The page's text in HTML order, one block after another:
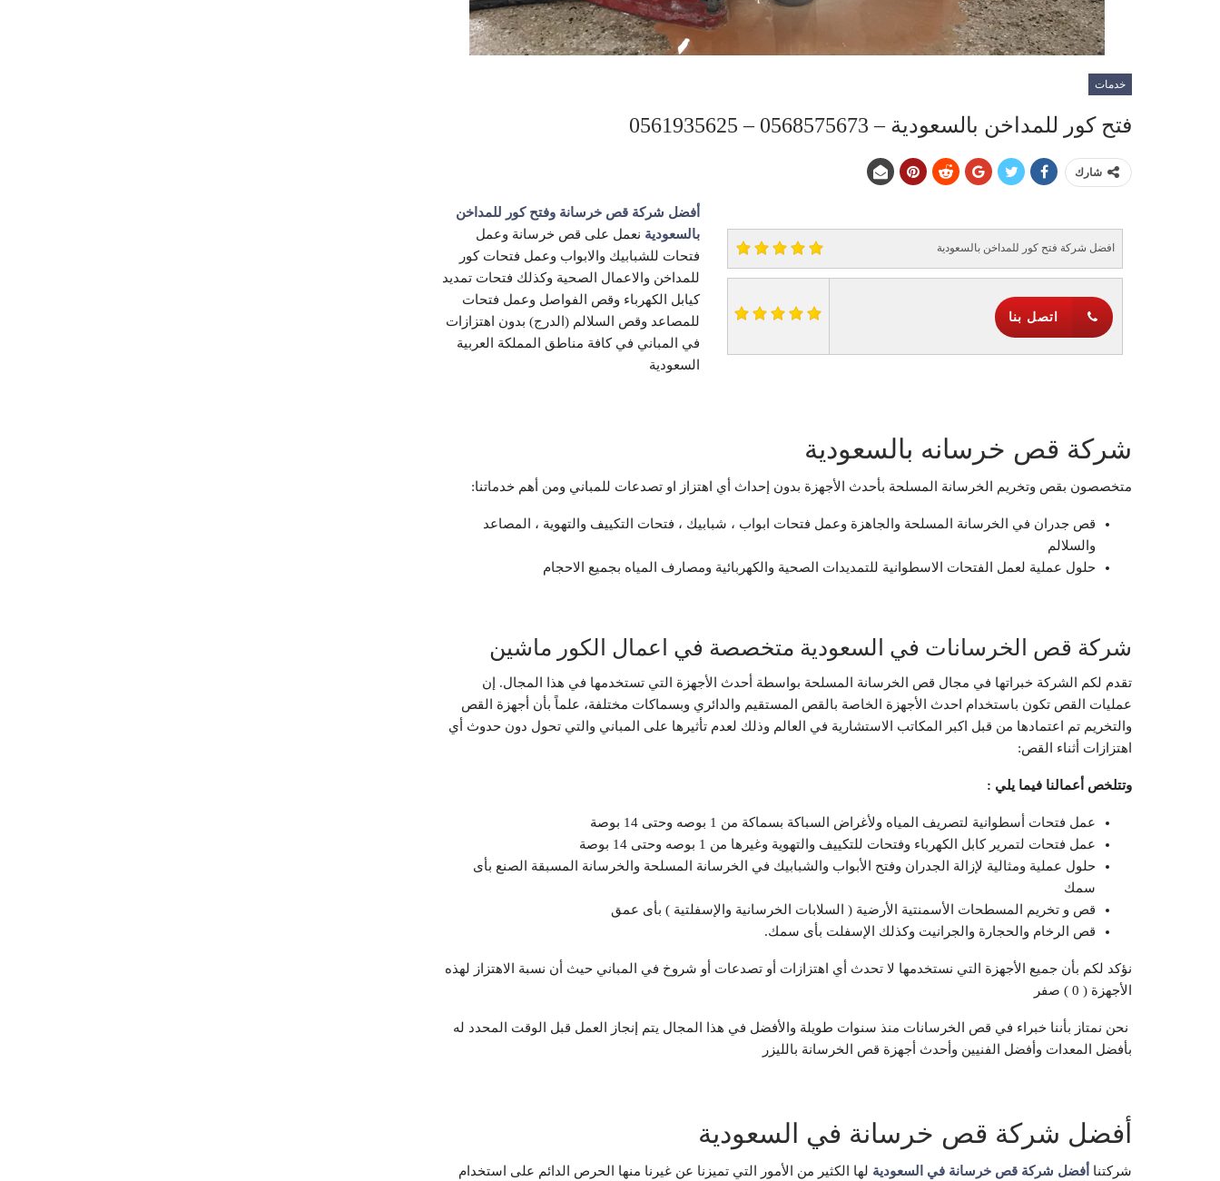
خدمات
فتح كور للمداخن بالسعودية – 0568575673 – 0561935625
شارك
افضل شركة فتح كور للمداخن بالسعودية
اتصل بنا
أفضل شركة قص خرسانة وفتح كور للمداخن
بالسعودية نعمل على قص خرسانة وعمل
فتحات للشبابيك والابواب وعمل فتحات كور
للمداخن والاعمال الصحية وكذلك فتحات تمديد
كيابل الكهرباء وقص الفواصل وعمل فتحات
للمصاعد وقص السلالم (الدرج) بدون اهتزازات
في المباني في كافة مناطق المملكة العربية
السعودية
شركة قص خرسانه بالسعودية
متخصصون بقص وتخريم الخرسانة المسلحة بأحدث الأجهزة بدون إحداث أي اهتزاز او تصدعات للمباني ومن أهم خدماتنا:
قص جدران في الخرسانة المسلحة والجاهزة وعمل فتحات ابواب ، شبابيك ، فتحات التكييف والتهوية ، المصاعد
والسلالم
حلول عملية لعمل الفتحات الاسطوانية للتمديدات الصحية والكهربائية ومصارف المياه بجميع الاحجام
شركة قص الخرسانات في السعودية متخصصة في اعمال الكور ماشين
تقدم لكم الشركة خبراتها في مجال قص الخرسانة المسلحة بواسطة أحدث الأجهزة التي تستخدمها في هذا المجال. إن
عمليات القص تكون باستخدام احدث الأجهزة الخاصة بالقص المستقيم والدائري وبسماكات مختلفة، علماً بأن أجهزة القص
والتخريم تم اعتمادها من قبل اكبر المكاتب الاستشارية في العالم وذلك لعدم تأثيرها على المباني والتي تحول دون حدوث أي
اهتزازات أثناء القص:
وتتلخص أعمالنا فيما يلي :
عمل فتحات أسطوانية لتصريف المياه ولأغراض السباكة بسماكة من 1 بوصه وحتى 14 بوصة
عمل فتحات لتمرير كابل الكهرباء وفتحات للتكييف والتهوية وغيرها من 1 بوصه وحتى 14 بوصة
حلول عملية ومثالية لإزالة الجدران وفتح الأبواب والشبابيك في الخرسانة المسلحة والخرسانة المسبقة الصنع بأى
سمك
قص و تخريم المسطحات الأسمنتية الأرضية ( السلابات الخرسانية والإسفلتية ) بأى عمق
قص الرخام والحجارة والجرانيت وكذلك الإسفلت بأى سمك.
نؤكد لكم بأن جميع الأجهزة التي نستخدمها لا تحدث أي اهتزازات أو تصدعات أو شروخ في المباني حيث أن نسبة الاهتزاز لهذه
الأجهزة ( 0 ) صفر
‏ ‏نحن نمتاز بأننا خبراء في قص الخرسانات ‏منذ سنوات طويلة والأفضل في ‏هذا المجال ‏يتم إنجاز العمل قبل الوقت المحدد له
‏بأفضل المعدات ‏وأفضل الفنيين وأحدث أجهزة قص الخرسانة بالليزر
أفضل شركة قص خرسانة في السعودية
شركتنا أفضل شركة قص خرسانة في السعودية لها الكثير من الأمور التي تميزنا عن غيرنا منها الحرص الدائم على استخدام